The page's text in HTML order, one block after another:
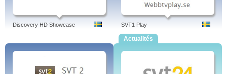
Discovery HD Showcase SVT1 Play
Actualités